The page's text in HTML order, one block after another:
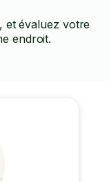
et évaluez votre
endroit.